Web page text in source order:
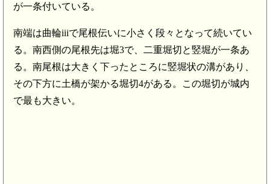
が一条付いている。
南端は曲輪iiiで尾根伝いに小さく段々となって続いてい
る。南西側の尾根先は堀3で、二重堀切と竪堀が一条あ
る。南尾根は大きく下ったところに竪堀状の溝があり、
その下方に土橋が架かる堀切4がある。この堀切が城内
で最も大きい。